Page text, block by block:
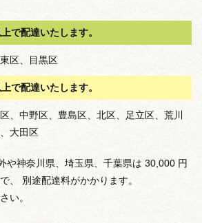
で配達いたします。
区、目黒区
で配達いたします。
、中野区、豊島区、北区、足立区、荒川
大田区
や神奈川県、埼玉県、千葉県は 30,000 円
、 別途配達料がかかります。
い。